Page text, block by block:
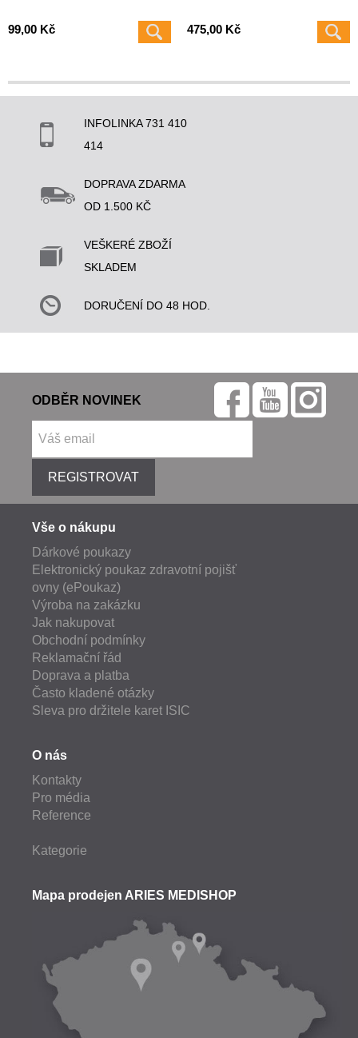
99,00 Kč 475,00 Kč
INFOLINKA 731 410
414
DOPRAVA ZDARMA
OD 1.500 KČ
VEŠKERÉ ZBOŽÍ
SKLADEM
DORUČENÍ DO 48 HOD.
ODBĚR NOVINEK
REGISTROVAT
Vše o nákupu
Dárkové poukazy
Elektronický poukaz zdravotní pojišť
ovny (ePoukaz)
Výroba na zakázku
Jak nakupovat
Obchodní podmínky
Reklamační řád
Doprava a platba
Často kladené otázky
Sleva pro držitele karet ISIC
O nás
Kontakty
Pro média
Reference
Kategorie
Mapa prodejen ARIES MEDISHOP